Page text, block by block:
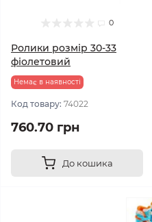
0
Ролики розмір 30-33
фіолетовий
Немає в наявності
Код товару: 74022
760.70 грн
До кошика